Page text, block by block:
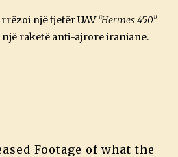
një tjetër UAV“Hermes 450”
raketë anti-ajrore iraniane.
Footage of what the